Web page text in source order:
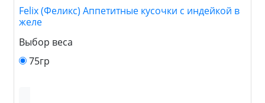
Felix (Феликс) Аппетитные кусочки с индейкой в
желе
Выбор веса
75гр